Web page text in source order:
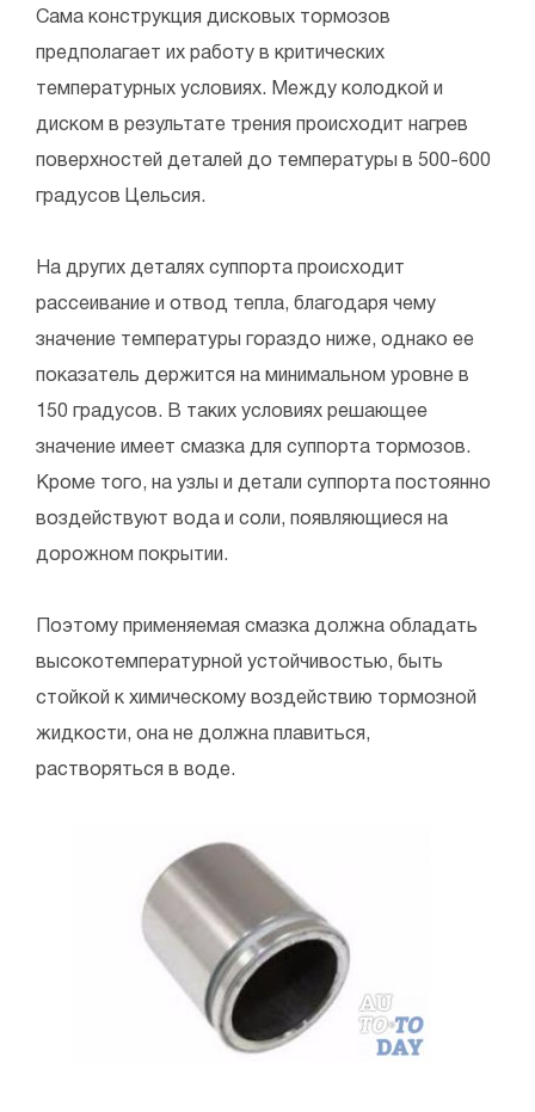
Сама конструкция дисковых тормозов
предполагает их работу в критических
температурных условиях. Между колодкой и
диском в результате трения происходит нагрев
поверхностей деталей до температуры в 500-600
градусов Цельсия.
На других деталях суппорта происходит
рассеивание и отвод тепла, благодаря чему
значение температуры гораздо ниже, однако ее
показатель держится на минимальном уровне в
150 градусов. В таких условиях решающее
значение имеет смазка для суппорта тормозов.
Кроме того, на узлы и детали суппорта постоянно
воздействуют вода и соли, появляющиеся на
дорожном покрытии.
Поэтому применяемая смазка должна обладать
высокотемпературной устойчивостью, быть
стойкой к химическому воздействию тормозной
жидкости, она не должна плавиться,
растворяться в воде.